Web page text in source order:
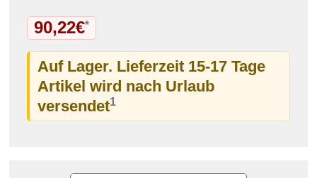
90,22€*
Auf Lager. Lieferzeit 15-17 Tage
Artikel wird nach Urlaub
versendet1